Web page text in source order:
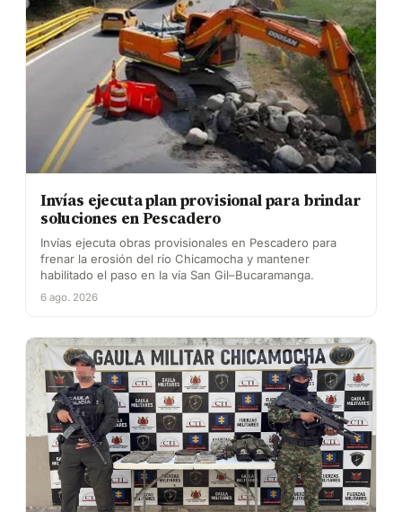
Invías ejecuta plan provisional para brindar
soluciones en Pescadero
Invías ejecuta obras provisionales en Pescadero para
frenar la erosión del río Chicamocha y mantener
habilitado el paso en la vía San Gil–Bucaramanga.
6 ago. 2026